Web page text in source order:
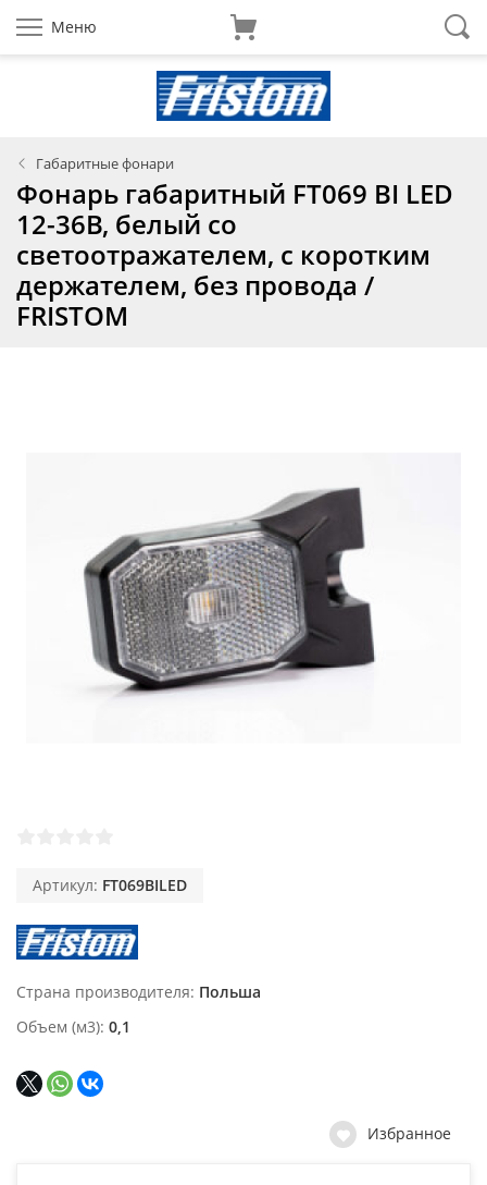
Меню
Габаритные фонари
Фонарь габаритный FT069 BI LED
12-36В, белый со
светоотражателем, с коротким
держателем, без провода /
FRISTOM
Артикул: FT069BILED
Страна производителя Польша
Объем (м3) 0,1
Избранное